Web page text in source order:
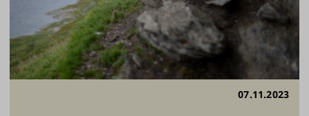
07.11.2023